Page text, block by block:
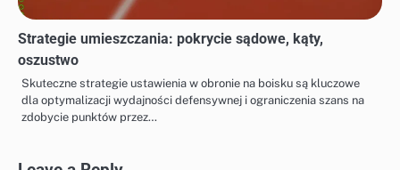
Strategie umieszczania: pokrycie sądowe, kąty,
oszustwo
Skuteczne strategie ustawienia w obronie na boisku są kluczowe
dla optymalizacji wydajności defensywnej i ograniczenia szans na
zdobycie punktów przez…